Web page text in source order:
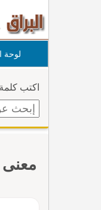
لوحة
اكتب
معنى